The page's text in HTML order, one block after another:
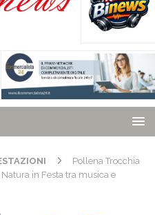
Pollena Trocchia
Natura in Festa tra musica e